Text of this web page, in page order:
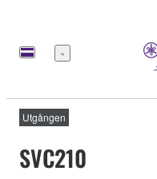
meny
Utgången
SVC210